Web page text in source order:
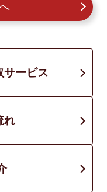
サービス
れ